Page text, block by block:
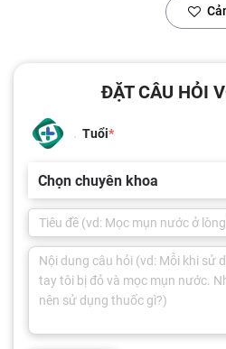
ĐẶT CÂU HỎI
Tuổi
Chọn chuyên khoa